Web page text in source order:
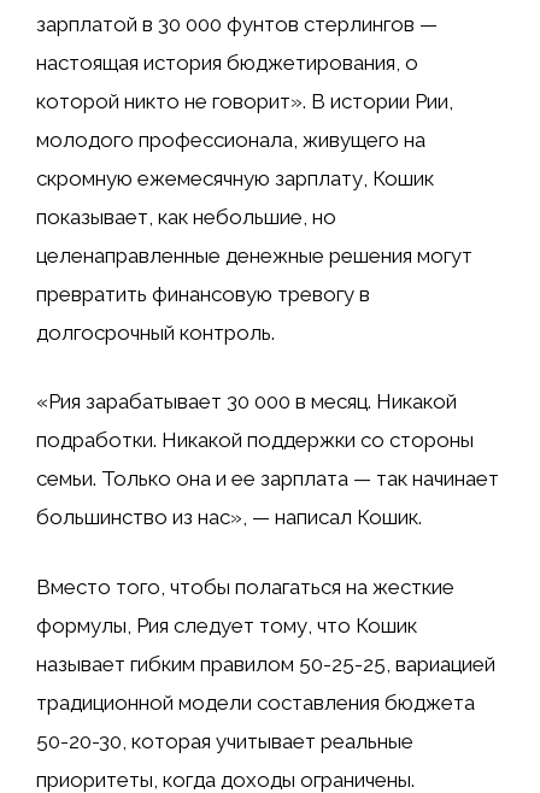
зарплатой в 30 000 фунтов стерлингов —
настоящая история бюджетирования, о
которой никто не говорит». В истории Рии,
молодого профессионала, живущего на
скромную ежемесячную зарплату, Кошик
показывает, как небольшие, но
целенаправленные денежные решения могут
превратить финансовую тревогу в
долгосрочный контроль.
«Рия зарабатывает ₹30 000 в месяц. Никакой
подработки. Никакой поддержки со стороны
семьи. Только она и ее зарплата — так начинает
большинство из нас», — написал Кошик.
Вместо того, чтобы полагаться на жесткие
формулы, Рия следует тому, что Кошик
называет гибким правилом 50-25-25, вариацией
традиционной модели составления бюджета
50-20-30, которая учитывает реальные
приоритеты, когда доходы ограничены.